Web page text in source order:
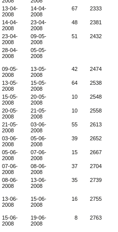
13-04-
2008
14-04-
2008
67 2333
14-04-
2008
23-04-
2008
48 2381
23-04-
2008
09-05-
2008
51 2432
28-04-
2008
05-05-
2008
09-05-
2008
13-05-
2008
42 2474
13-05-
2008
15-05-
2008
64 2538
15-05-
2008
20-05-
2008
10 2548
20-05-
2008
21-05-
2008
10 2558
21-05-
2008
03-06-
2008
55 2613
03-06-
2008
05-06-
2008
39 2652
05-06-
2008
07-06-
2008
15 2667
07-06-
2008
08-06-
2008
37 2704
08-06-
2008
13-06-
2008
35 2739
13-06-
2008
15-06-
2008
16 2755
15-06-
2008
19-06-
2008
8 2763